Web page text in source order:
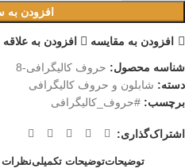
افزودن به
افزودن به مقایسه افزودن به
شناسه محصول: حروف کالیگرافی-8
دسته: شابلون و حروف کالیگرافی
برچسب: #حروف_کالیگرافی
اشتراک‌گذاری:
توضیحاتتوضیحات تکمیلینظرات